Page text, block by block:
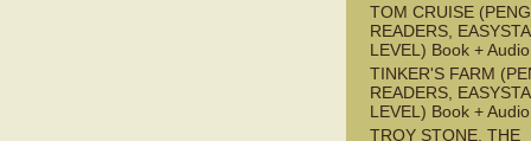
TOM CRUISE
READERS,
LEVEL) Book +
TINKER'S FARM
READERS,
LEVEL) Book +
TROY STONE, THE